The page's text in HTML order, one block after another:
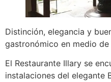
Distinción, elegancia y
gastronómico en medio
El Restaurante Illary se
instalaciones del elegante